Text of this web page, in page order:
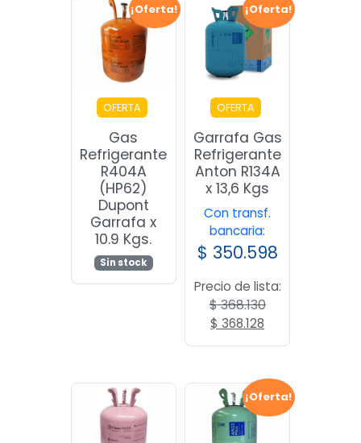
¡Oferta!
OFERTA
Gas
Refrigerante
R404A
(HP62)
Dupont
Garrafa x
10.9 Kgs.
Sin stock
¡Oferta!
OFERTA
Garrafa Gas
Refrigerante
Anton R134A
x 13,6 Kgs
Con transf.
bancaria:
$ 350.598
Precio de lista:
$368.130
El
$ 368.130.
$ 368.128
precio
es:
$ 368.128.
¡Oferta!